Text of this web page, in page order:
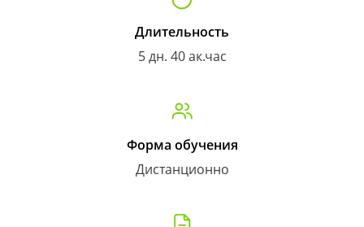
Длительность
5 дн. 40 ак.час
Форма обучения
Дистанционно